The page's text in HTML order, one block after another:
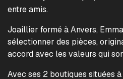
entre amis.
Joaillier formé à Anvers,
sélectionner des pièces,
accord avec les valeurs qui
Avec ses 2 boutiques situées